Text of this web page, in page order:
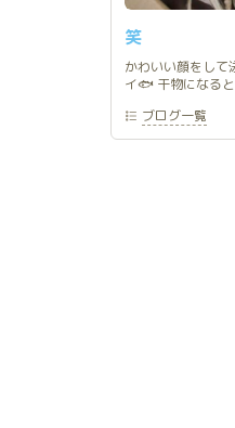
笑
かわいい顔をして
イ🐟 干物になる
関して調べていた
写真が出回ってい
ブログ一覧